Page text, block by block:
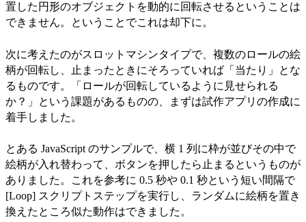
置した円形のオブジェクトを動的に回転させるということは
できません。ということでこれは却下に。
次に考えたのがスロットマシンタイプで、複数のロールの絵
柄が回転し、止まったときにそろっていれば「当たり」とな
るものです。「ロールが回転しているように見せられる
か？」という課題があるものの、まずは試作アプリの作成に
着手しました。
とある JavaScript のサンプルで、横 1 列に枠が並びその中で
絵柄が入れ替わって、ボタンを押したら止まるというものが
ありました。これを参考に 0.5 秒や 0.1 秒という短い間隔で
[Loop] スクリプトステップを実行し、ランダムに絵柄を置き
換えたところ似た動作はできました。